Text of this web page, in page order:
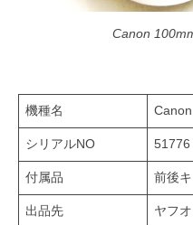
Canon
機種名
シリアルNO 51776
付属品 前後キ
出品先 ヤフ